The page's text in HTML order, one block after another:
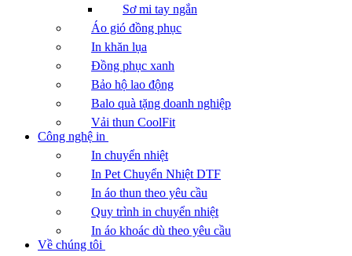
Sơ mi tay ngắn
Áo gió đồng phục
In khăn lụa
Đồng phục xanh
Bảo hộ lao động
Balo quà tặng doanh nghiệp
Vải thun CoolFit
Công nghệ in
In chuyển nhiệt
In Pet Chuyển Nhiệt DTF
In áo thun theo yêu cầu
Quy trình in chuyển nhiệt
In áo khoác dù theo yêu cầu
Về chúng tôi